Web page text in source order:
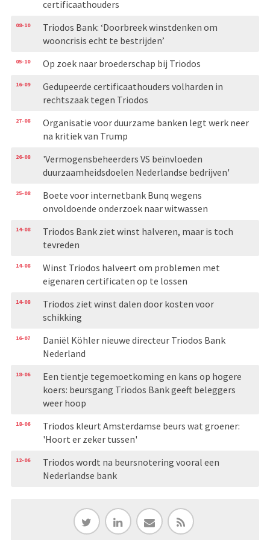
certificaathouders
08-10
Triodos Bank: ‘Doorbreek winstdenken om
wooncrisis echt te bestrijden’
05-10 Op zoek naar broederschap bij Triodos
16-09
Gedupeerde certificaathouders volharden in
rechtszaak tegen Triodos
27-08
Organisatie voor duurzame banken legt werk neer
na kritiek van Trump
26-08
'Vermogensbeheerders VS beïnvloeden
duurzaamheidsdoelen Nederlandse bedrijven'
25-08
Boete voor internetbank Bunq wegens
onvoldoende onderzoek naar witwassen
14-08
Triodos Bank ziet winst halveren, maar is toch
tevreden
14-08
Winst Triodos halveert om problemen met
eigenaren certificaten op te lossen
14-08
Triodos ziet winst dalen door kosten voor
schikking
16-07
Daniël Köhler nieuwe directeur Triodos Bank
Nederland
18-06
Een tientje tegemoetkoming en kans op hogere
koers: beursgang Triodos Bank geeft beleggers
weer hoop
18-06
Triodos kleurt Amsterdamse beurs wat groener:
'Hoort er zeker tussen'
12-06
Triodos wordt na beursnotering vooral een
Nederlandse bank